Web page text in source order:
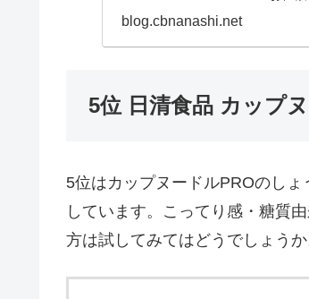
blog.cbnanashi.net
5位 日清食品 カップ
5位はカップヌードルPROのし
しています。こってり感・糖質
方は試してみてはどうでしょうか